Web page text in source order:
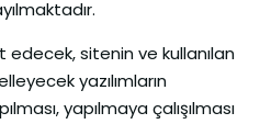
edecek, sitenin ve kullanılan
yazılımların
yapılmaya çalışılması